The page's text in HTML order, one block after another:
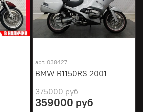
арт. 038427
BMW R1150RS 2001
375000 руб
359000 руб